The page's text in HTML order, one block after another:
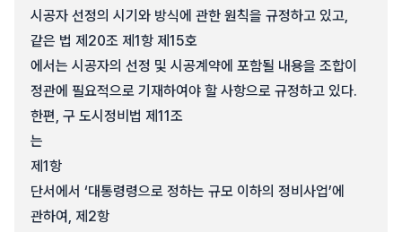
시공자 선정의 시기와 방식에 관한 원칙을 규정하고 있고,
같은 법 제20조 제1항 제15호
에서는 시공자의 선정 및 시공계약에 포함될 내용을 조합이
정관에 필요적으로 기재하여야 할 사항으로 규정하고 있다.
한편, 구 도시정비법 제11조
는
제1항
단서에서 ‘대통령령으로 정하는 규모 이하의 정비사업’에
관하여, 제2항